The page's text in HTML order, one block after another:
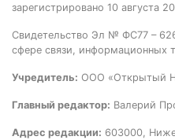
зарегистрировано 10 августа
Свидетельство Эл № ФС77 –
сфере связи, информационных
Учредитель: ООО «Открытый
Главный редактор: Валерий
Адрес редакции: 603000,